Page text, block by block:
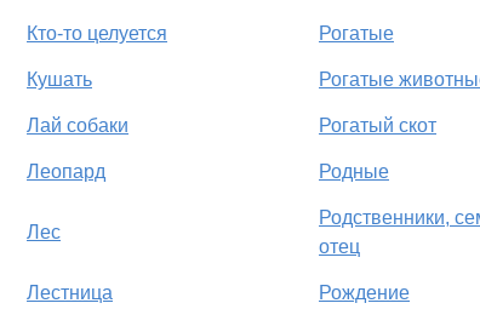
Кто-то целуется Рогатые
Кушать Рогатые
Лай собаки Рогатый скот
Леопард Родные
Лес
Родственники,
отец
Лестница Рождение